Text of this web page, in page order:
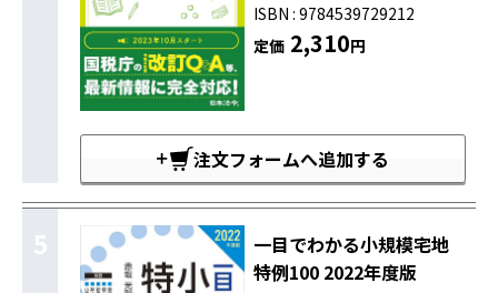
ISBN : 9784539729212
定価2,310円
注文フォームへ追加する
5
一目でわかる小規模宅地
特例100 2022年度版